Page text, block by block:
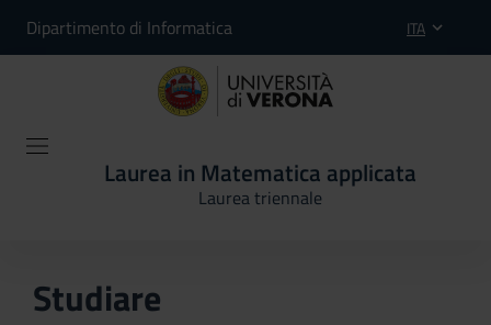
Dipartimento di Informatica ITA
Laurea in Matematica applicata
Laurea triennale
Studiare